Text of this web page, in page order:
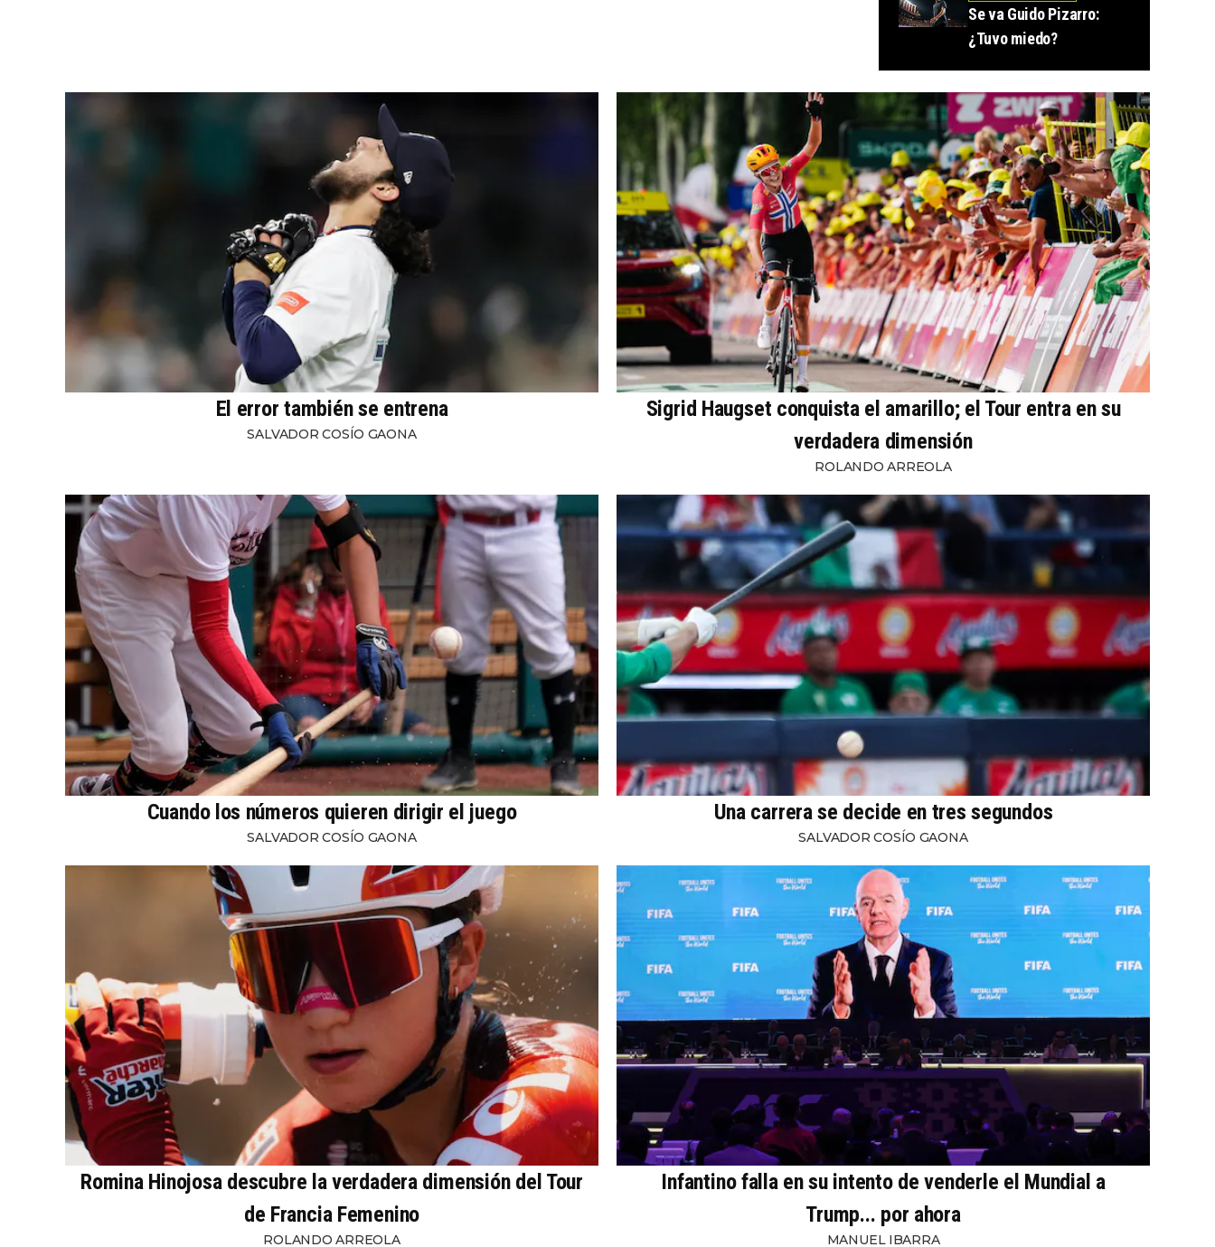
Se va Guido Pizarro:
¿Tuvo miedo?
El error también se entrena
SALVADOR COSÍO GAONA
Sigrid Haugset conquista el amarillo; el Tour entra en su
verdadera dimensión
ROLANDO ARREOLA
Cuando los números quieren dirigir el juego
SALVADOR COSÍO GAONA
Una carrera se decide en tres segundos
SALVADOR COSÍO GAONA
Romina Hinojosa descubre la verdadera dimensión del Tour
de Francia Femenino
ROLANDO ARREOLA
Infantino falla en su intento de venderle el Mundial a
Trump... por ahora
MANUEL IBARRA